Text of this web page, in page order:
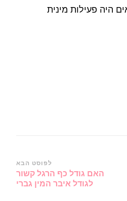
היה פעילות מינית
לפוסט הבא
האם גודל כף הרגל קשור
לגודל איבר המין גברי